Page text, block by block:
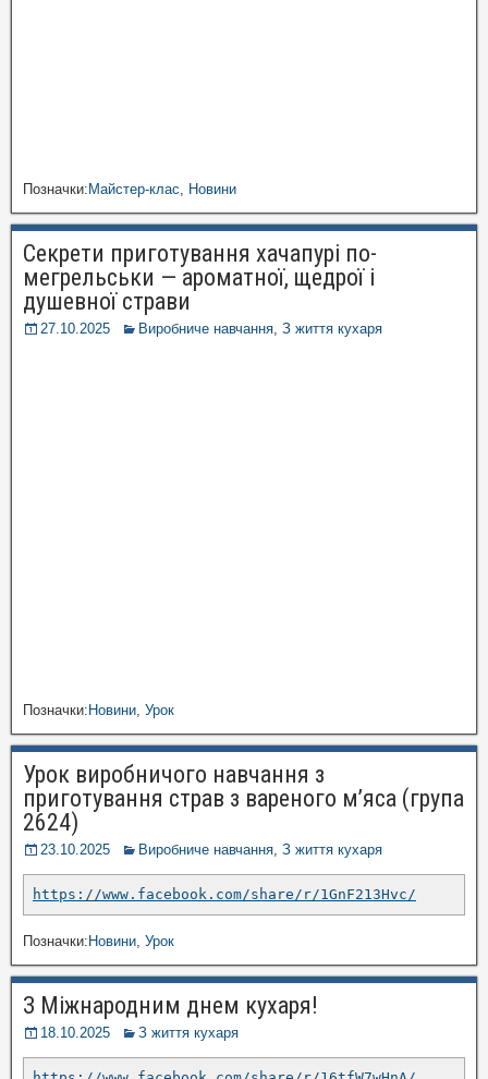
Позначки:Майстер-клас Новини
Секрети приготування хачапурі по-
мегрельськи — ароматної, щедрої і
душевної страви
27.10.2025 Виробниче навчання З життя кухаря
Позначки:Новини Урок
Урок виробничого навчання з
приготування страв з вареного м’яса (група
2624)
23.10.2025 Виробниче навчання З життя кухаря
https://www.facebook.com/share/r/1GnF213Hvc/
Позначки:Новини Урок
З Міжнародним днем кухаря!
18.10.2025 З життя кухаря